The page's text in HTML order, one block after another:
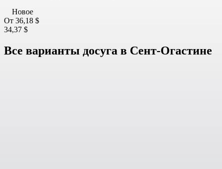
Новое
От 36,18 $
34,37 $
Все варианты досуга в Сент-Огастине